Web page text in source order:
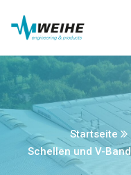
Startseite
Schellen und V-